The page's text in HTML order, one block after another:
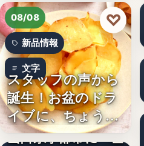
10
08/08
新品情報
文字
スタッフの声から
誕生！お盆のドラ
イブに、ちょうど
いい。「…
♡
山口県宇部市に『世